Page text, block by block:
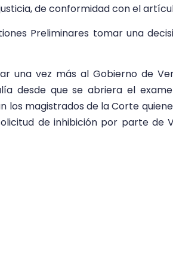
de conformidad con el
Preliminares tomar una
una vez más al Gobierno de
desde que se abriera el
los magistrados de la Corte
de inhibición por parte de